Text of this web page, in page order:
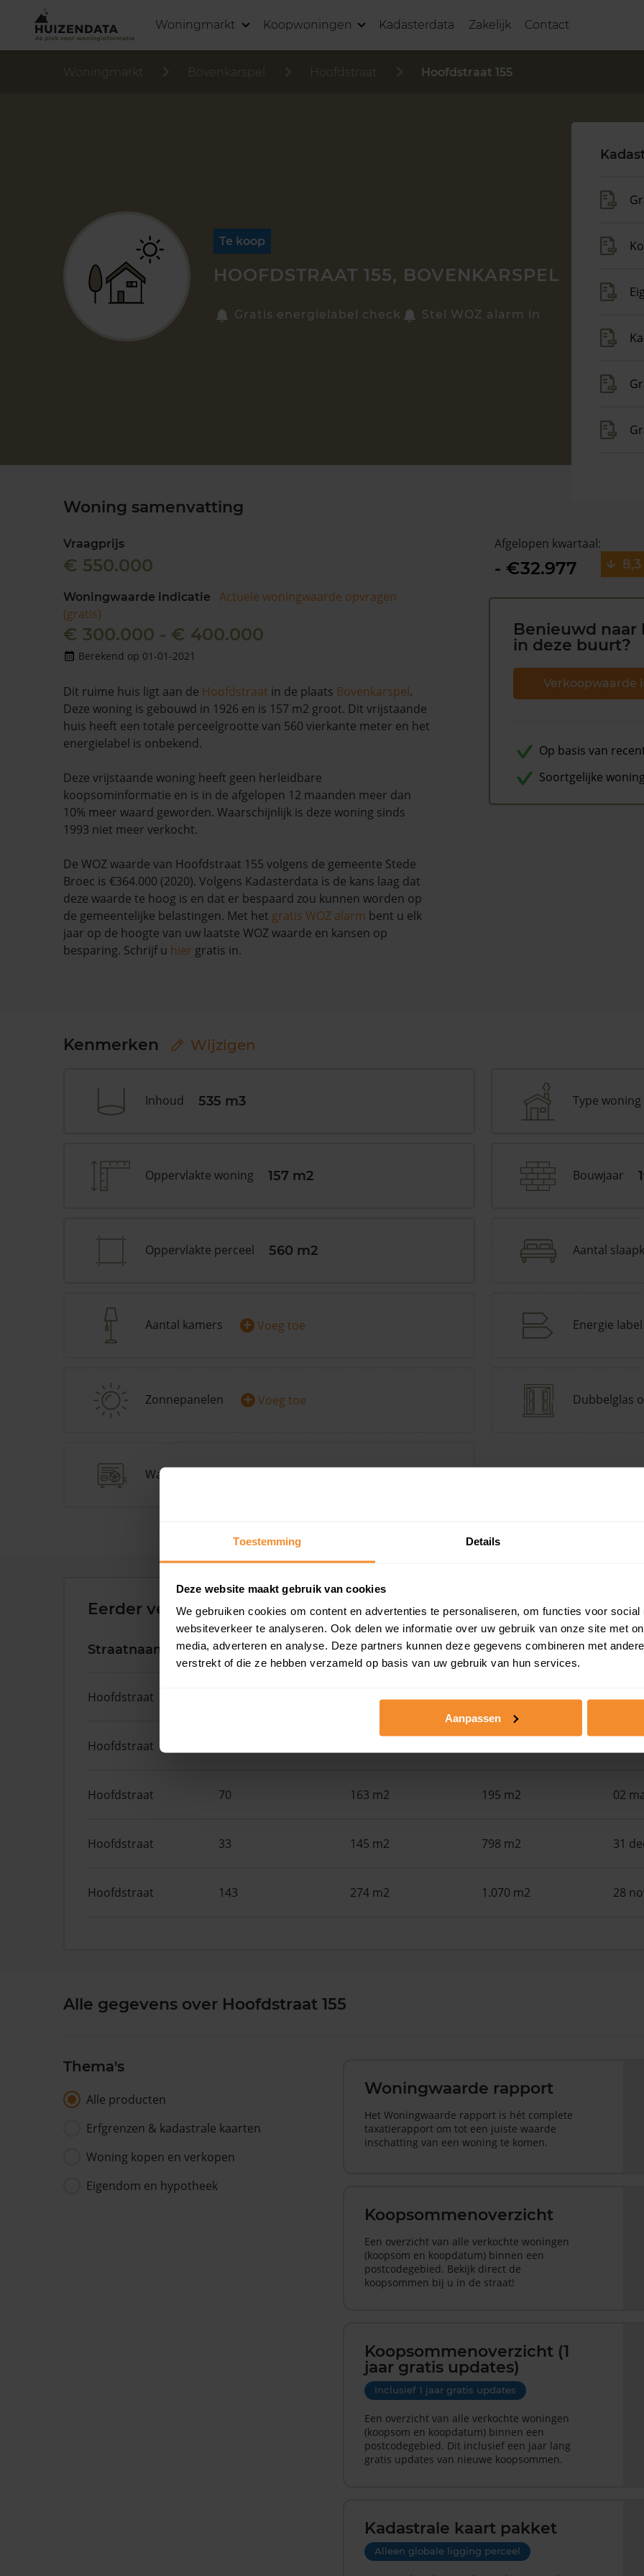
Toestemming Details
Deze website maakt gebruik van cookies
We gebruiken cookies om content en advertenties te personaliseren, om functies voor social
websiteverkeer te analyseren. Ook delen we informatie over uw gebruik van onze site met
media, adverteren en analyse. Deze partners kunnen deze gegevens combineren met
verstrekt of die ze hebben verzameld op basis van uw gebruik van hun services.
Aanpassen
Woningmarkt Koopwoningen Kadasterdata Zakelijk Contact
Woningmarkt Bovenkarspel Hoofdstraat Hoofdstraat 155
Te koop
HOOFDSTRAAT 155, BOVENKARSPEL
Gratis energielabel check Stel WOZ alarm in
Woning samenvatting
Vraagprijs
€ 550.000
Woningwaarde indicatie
Actuele woningwaarde opvragen
(gratis)
€ 300.000 - € 400.000
Berekend op 01-01-2021
Dit ruime huis ligt aan de Hoofdstraat in de plaats Bovenkarspel.
Deze woning is gebouwd in 1926 en is 157 m2 groot. Dit vrijstaande
huis heeft een totale perceelgrootte van 560 vierkante meter en het
energielabel is onbekend.
Deze vrijstaande woning heeft geen herleidbare
koopsominformatie en is in de afgelopen 12 maanden meer dan
10% meer waard geworden. Waarschijnlijk is deze woning sinds
1993 niet meer verkocht.
De WOZ waarde van Hoofdstraat 155 volgens de gemeente Stede
Broec is €364.000 (2020). Volgens Kadasterdata is de kans laag dat
deze waarde te hoog is en dat er bespaard zou kunnen worden op
de gemeentelijke belastingen. Met het gratis WOZ alarm bent u elk
jaar op de hoogte van uw laatste WOZ waarde en kansen op
besparing. Schrijf u hier gratis in.
Afgelopen kwartaal:
- €32.977 8,3
Benieuwd naar
in deze buurt?
Verkoopwaarde
Op basis van
Soortgelijke
Kenmerken Wijzigen
Inhoud 535 m3 Type woning
Oppervlakte woning 157 m2 Bouwjaar
Oppervlakte perceel 560 m2 Aantal
Aantal kamers + Voeg toe Energie label
Zonnepanelen + Voeg toe Dubbelglas
Warmtepomp
Eerder verkochte woningen in de buurt
Straatnaam Huisnr. Woonoppervlak Perceel
Hoofdstraat 131 m2 1.870 m2 21
Hoofdstraat
Hoofdstraat 70 163 m2 195 m2 02
Hoofdstraat 33 145 m2 798 m2 31
Hoofdstraat 143 274 m2 1.070 m2 28
Alle gegevens over Hoofdstraat 155
Thema's
Alle producten
Erfgrenzen & kadastrale kaarten
Woning kopen en verkopen
Eigendom en hypotheek
Woningwaarde rapport
Het Woningwaarde rapport is hét complete
taxatierapport om tot een juiste waarde
inschatting van een woning te komen.
Koopsommenoverzicht
Een overzicht van alle verkochte woningen
(koopsom en koopdatum) binnen een
postcodegebied. Bekijk direct de
koopsommen bij u in de straat!
Koopsommenoverzicht (1
jaar gratis updates)
Inclusief 1 jaar gratis updates
Een overzicht van alle verkochte woningen
(koopsom en koopdatum) binnen een
postcodegebied. Dit inclusief een jaar lang
gratis updates van nieuwe koopsommen.
Kadastrale kaart pakket
Alleen globale ligging perceel